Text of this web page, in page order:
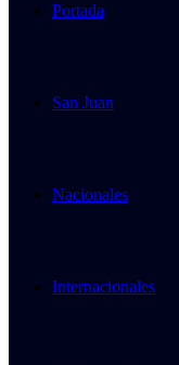
Portada
San Juan
Nacionales
Internacionales